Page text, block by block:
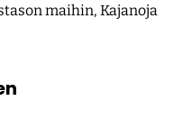
maihin, Kajanoja